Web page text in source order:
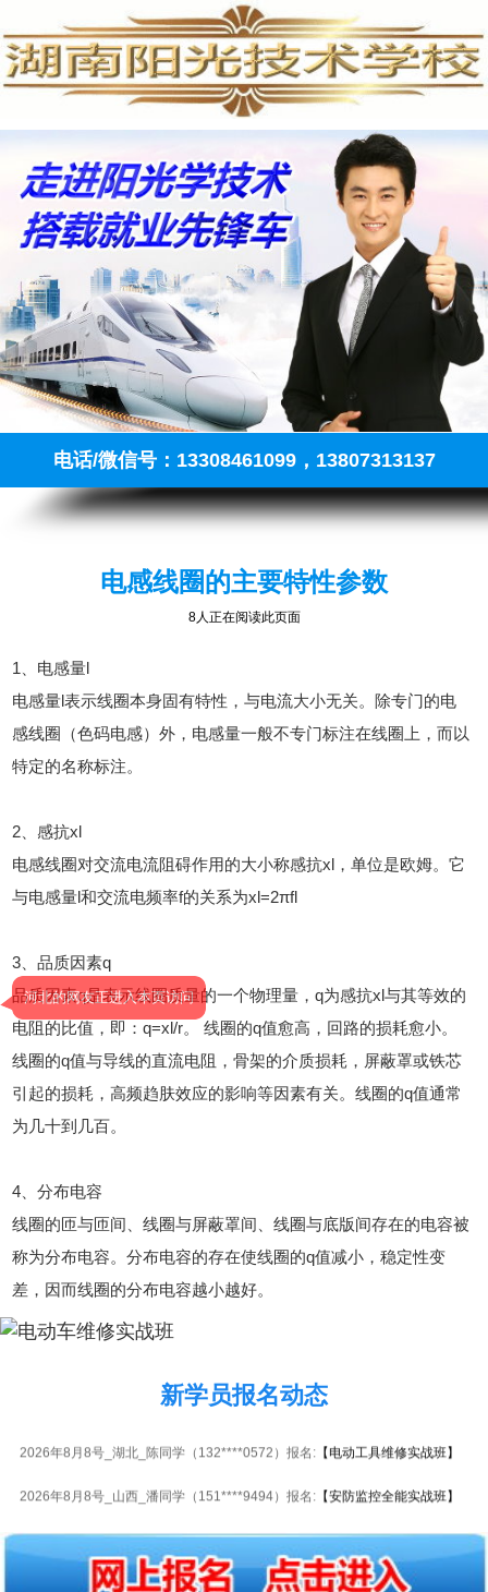
电话/微信号：13308461099，13807313137
电感线圈的主要特性参数
8人正在阅读此页面
1、电感量l
电感量l表示线圈本身固有特性，与电流大小无关。除专门的电
感线圈（色码电感）外，电感量一般不专门标注在线圈上，而以
特定的名称标注。
2、感抗xl
电感线圈对交流电流阻碍作用的大小称感抗xl，单位是欧姆。它
与电感量l和交流电频率f的关系为xl=2πfl
3、品质因素q
品质因素q是表示线圈质量的一个物理量，q为感抗xl与其等效的
电阻的比值，即：q=xl/r。 线圈的q值愈高，回路的损耗愈小。
线圈的q值与导线的直流电阻，骨架的介质损耗，屏蔽罩或铁芯
引起的损耗，高频趋肤效应的影响等因素有关。线圈的q值通常
为几十到几百。
4、分布电容
线圈的匝与匝间、线圈与屏蔽罩间、线圈与底版间存在的电容被
称为分布电容。分布电容的存在使线圈的q值减小，稳定性变
差，因而线圈的分布电容越小越好。
新学员报名动态
2026年8月8号黑龙江潘同学（139****9019）报名:【手机维修高级实战班】
2026年8月8号_湖北_陈同学（132****0572）报名:【电动工具维修实战班】
2026年8月8号_山西_潘同学（151****9494）报名:【安防监控全能实战班】
2026年8月8号_山西_陈同学（139****4180）报名:【企业委培焊工特训班】
2026年8月8号_广西_韩同学（136****3770）报名:【电子维修大专实战班】
河北的网友正进入本页访问